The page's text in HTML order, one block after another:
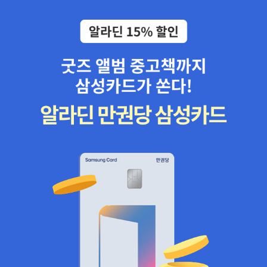
도 결핵환자는 분명히 존재한다.그런 아픔과 제목은 무슨 관련이 있
을까. 저 표지 여인의 얼굴은 책을 읽고나면 그려질까?노벨문학상 수
상작가 토마스 만의 아들이라는 족쇄를 벗고 문학적 완성도로 세상에
내놓은 클라우스 만의 대표작. 나치 시대 독일 사회에서 카멜레온처
럼 변신하는 출세주의자 배우 헨드릭을 중심에 두고 광포한 나치 정
권의 실상과 권력자의 위선, 예술과 언론을 통한 대중 조작, 힘에 순종
하는 인간의 비굴함까지 낱낱이 조롱하고 파헤친다.표지와 제목이 멋
한다. 어제 갈려고 했건만!무려 추리 소설!탐정 소설이 잘 맞지 않는
다는 것을 최근에 깨달았지만 혹시 그런 내생각이 서부른 판단일수도
있다. 나는 그렇게 많은 탐정 소설을 읽어본 것이 아니므로.무엇보다
펭귄 클래식 카페에서 보았을 때 무척이나 매력적으로 다가왔다.어릴
적 친구가 제인 에어 원서를 읽으면서 별로 좋지 않은 표정을 지었던
것이 기억난다.원서를 읽었기 때문에 그런 것일까?거울 나라의 앨리
스. 제목도 내용도 어렴풋이 알고 있다. 즉, 한번도 읽은 적이 없다.어